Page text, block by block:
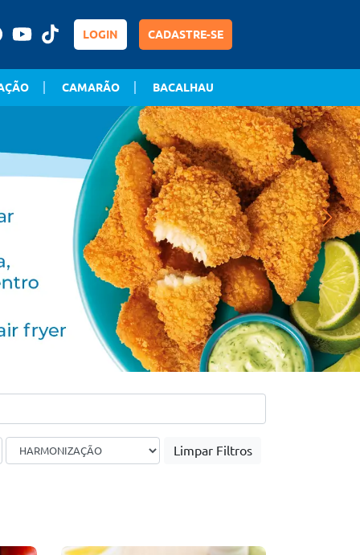
LOGIN CADASTRE-SE
CAMARÃO
BACALHAU
Limpar Filtros